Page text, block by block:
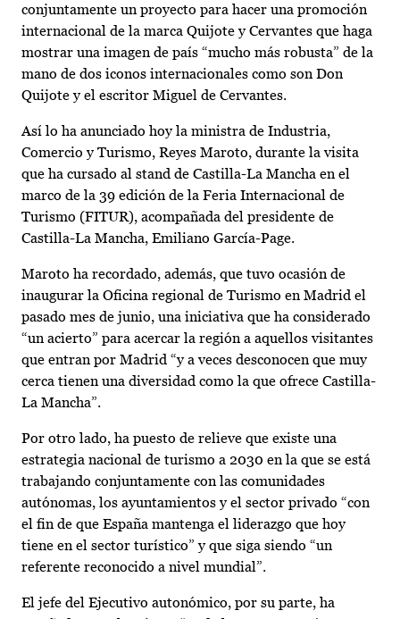
conjuntamente un proyecto para hacer una promoción
internacional de la marca Quijote y Cervantes que haga
mostrar una imagen de país “mucho más robusta” de la
mano de dos iconos internacionales como son Don
Quijote y el escritor Miguel de Cervantes.
Así lo ha anunciado hoy la ministra de Industria,
Comercio y Turismo, Reyes Maroto, durante la visita
que ha cursado al stand de Castilla-La Mancha en el
marco de la 39 edición de la Feria Internacional de
Turismo (FITUR), acompañada del presidente de
Castilla-La Mancha, Emiliano García-Page.
Maroto ha recordado, además, que tuvo ocasión de
inaugurar la Oficina regional de Turismo en Madrid el
pasado mes de junio, una iniciativa que ha considerado
“un acierto” para acercar la región a aquellos visitantes
que entran por Madrid “y a veces desconocen que muy
cerca tienen una diversidad como la que ofrece Castilla-
La Mancha”.
Por otro lado, ha puesto de relieve que existe una
estrategia nacional de turismo a 2030 en la que se está
trabajando conjuntamente con las comunidades
autónomas, los ayuntamientos y el sector privado “con
el fin de que España mantenga el liderazgo que hoy
tiene en el sector turístico” y que siga siendo “un
referente reconocido a nivel mundial”.
El jefe del Ejecutivo autonómico, por su parte, ha